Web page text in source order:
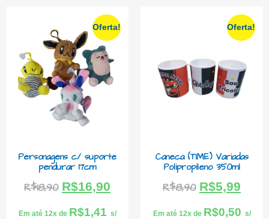
Oferta!
Personagens c/ suporte
pendurar 17cm
R$18,90 R$16,90
Em até 12x de R$1,41 s/
Oferta!
Caneca (TIME) Variadas
Polipropileno 350ml
R$8,90 R$5,99
Em até 12x de R$0,50 s/